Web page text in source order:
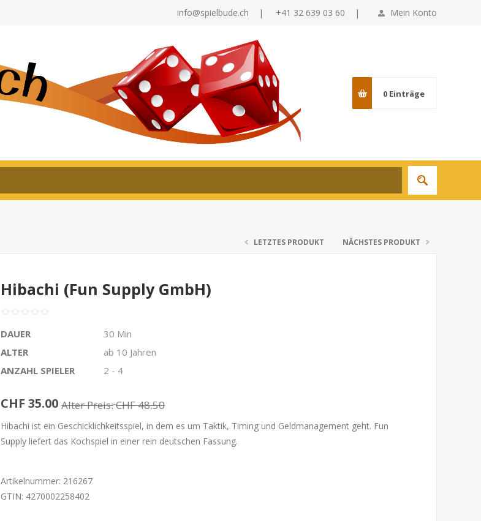
Mein Konto
info@spielbude.ch | +41 32 639 03 60 |
0 Einträge
LETZTES PRODUKT NÄCHSTES PRODUKT
Hibachi (Fun Supply GmbH)
DAUER
30 Min
ALTER
ab 10 Jahren
ANZAHL SPIELER
2 - 4
CHF 35.00 Alter Preis:CHF 48.50
Hibachi ist ein Geschicklichkeitsspiel, in dem es um Taktik, Timing und Geldmanagement geht. Fun
Supply liefert das Kochspiel in einer rein deutschen Fassung.
Artikelnummer: 216267
GTIN: 4270002258402